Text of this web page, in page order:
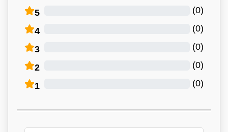
5 (
0
)
4 (
0
)
3 (
0
)
2 (
0
)
1 (
0
)